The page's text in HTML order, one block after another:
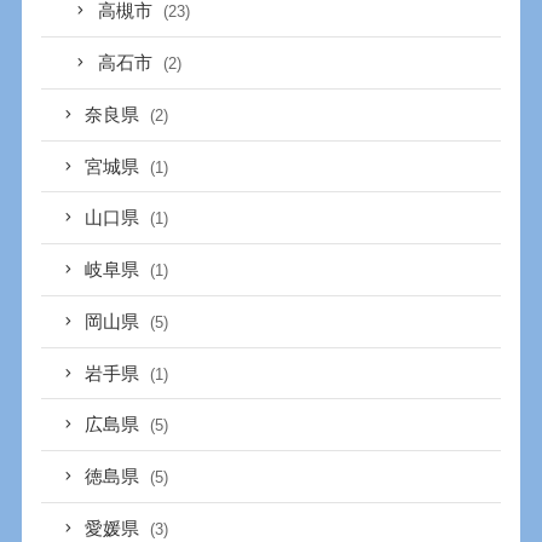
高槻市 (23)
高石市 (2)
奈良県 (2)
宮城県 (1)
山口県 (1)
岐阜県 (1)
岡山県 (5)
岩手県 (1)
広島県 (5)
徳島県 (5)
愛媛県 (3)